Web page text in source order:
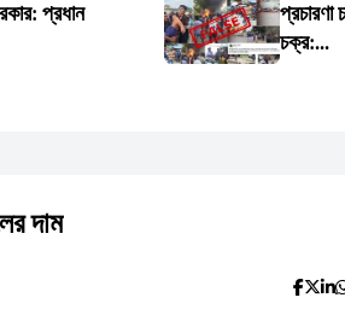
প্রধান
প্রচারণা
চক্র:...
দাম